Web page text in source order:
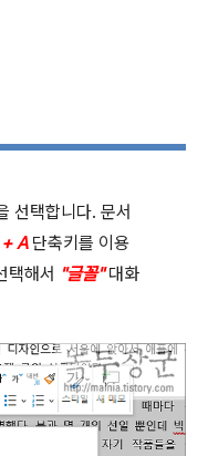
선택합니다. 문서
A 단축키를 이용
택해서 "글꼴" 대화